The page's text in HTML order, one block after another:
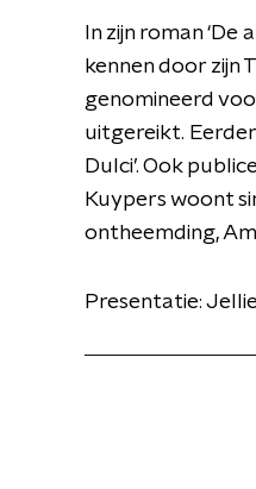
In zijn roman
kennen door zijn
genomineerd
uitgereikt. Eerder
Dulci’. Ook
Kuypers woont
ontheemding,
Presentatie: